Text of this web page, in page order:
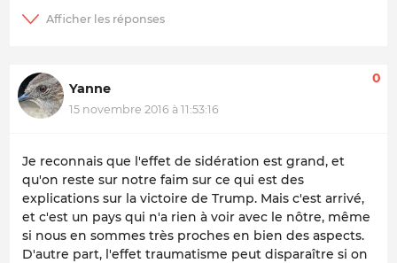
Yanne
15 novembre 2016 à 11:53:16
0
Je reconnais que l'effet de sidération est grand, et
qu'on reste sur notre faim sur ce qui est des
explications sur la victoire de Trump. Mais c'est arrivé,
et c'est un pays qui n'a rien à voir avec le nôtre, même
si nous en sommes très proches en bien des aspects.
D'autre part, l'effet traumatisme peut disparaître si on